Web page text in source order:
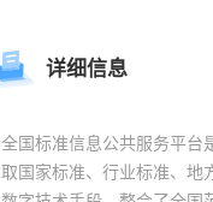
详细信息
全国标准信息公共服务平台
取国家标准、行业标准、地